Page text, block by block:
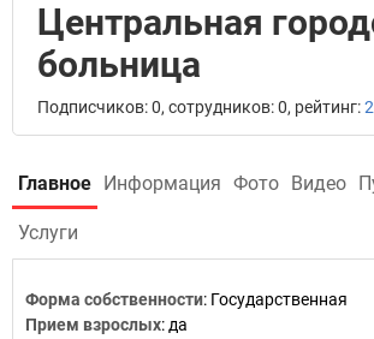
Центральная
больница
Подписчиков: 0, сотрудников: 0, рейтинг:
Главное Информация Фото Видео
Услуги
Форма собственности: Государственная
Прием взрослых: да